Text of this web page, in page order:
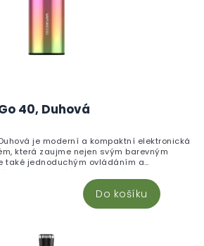
40, Duhová
Do košíku
je moderní a kompaktní elektronická
která zaujme nejen svým barevným
také jednoduchým ovládáním a
integrované baterii, velkému objemu
žhavicích hlav je ideální volbou pro
složitého nastavování.